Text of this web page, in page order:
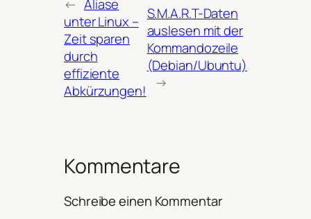
← Aliase
unter Linux –
Zeit sparen
durch
effiziente
Abkürzungen!
S.M.A.R.T-Daten
auslesen mit der
Kommandozeile
(Debian/Ubuntu)
→
Kommentare
Schreibe einen Kommentar